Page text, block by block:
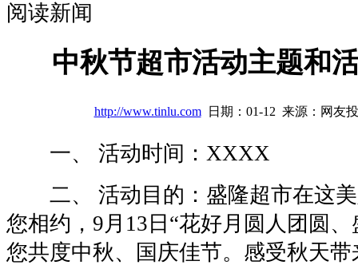
阅读新闻
中秋节超市活动主题和
http://www.tinlu.com日期：01-12 来源：网友
一、 活动时间：XXXX
二、 活动目的：盛隆超市在这美
您相约，9月13日“花好月圆人团圆
您共度中秋、国庆佳节。感受秋天